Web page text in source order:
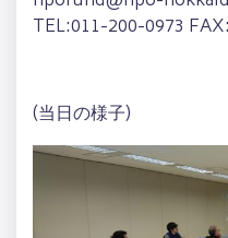
TEL:011-200-0973
(当日の様子)